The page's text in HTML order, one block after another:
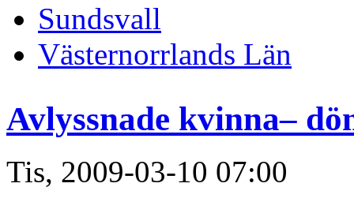
Sundsvall
Västernorrlands Län
Avlyssnade kvinna–
Tis, 2009-03-10 07:00